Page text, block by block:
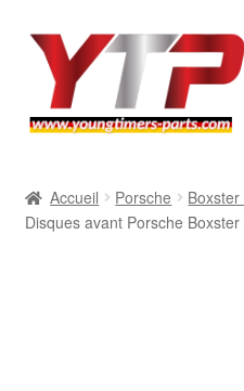
Aller
navigation
Aller
contenu
BMW
Accueil Porsche
Disques avant Porsche